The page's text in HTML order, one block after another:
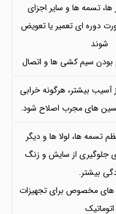
تسمه ها و سایر اجزای
دوره ای تعمیر یا تعویض
شوند
بودن سیم کشی ها و اتصال
آسیب بیشتر، هرگونه خرابی
های مجرب اصلاح شود.
تسمه ها، لولا ها و دیگر
جلوگیری از سایش و زنگ
بیشتر.
های مخصوص برای تجهیزات
اتوماتیک